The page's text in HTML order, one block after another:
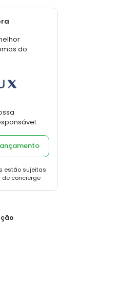
do
estão sujeitas
de concierge